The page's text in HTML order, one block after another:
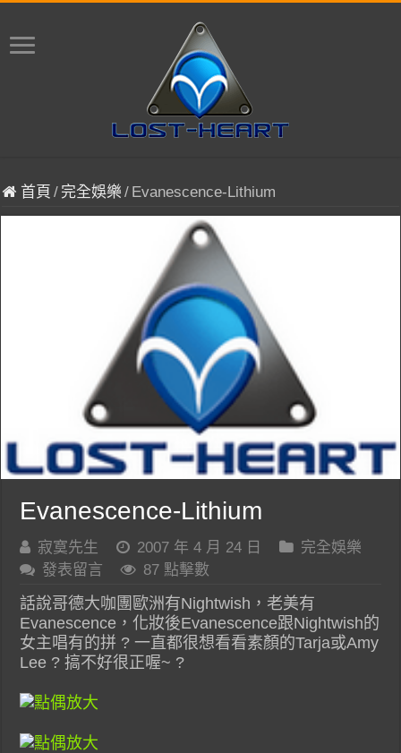
首頁 / 完全娛樂 / Evanescence-Lithium
Evanescence-Lithium
寂寞先生 2007 年 4 月 24 日
完全娛樂
發表留言
87 點擊數
話說哥德大咖團歐洲有Nightwish，老美有
Evanescence，化妝後Evanescence跟Nightwish的
女主唱有的拼 ? 一直都很想看看素顏的Tarja或Amy
Lee ? 搞不好很正喔~ ?